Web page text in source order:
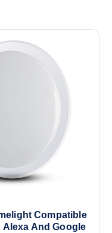
Compatible
Alexa And Google